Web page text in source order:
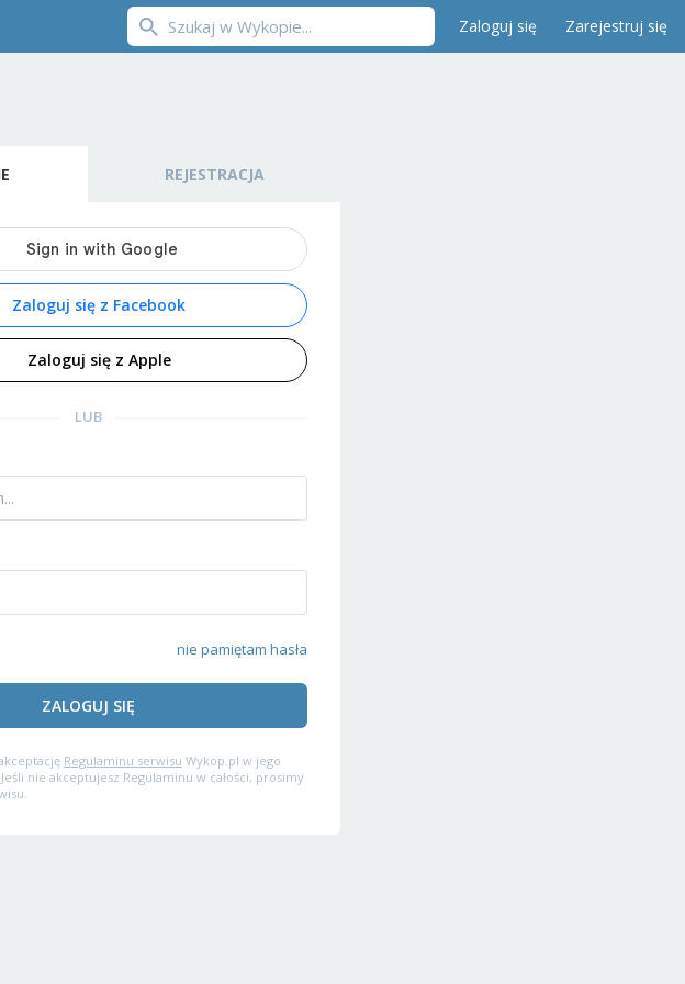
Zaloguj się Zarejestruj się
REJESTRACJA
Zaloguj się z Facebook
Zaloguj się z Apple
LUB
nie pamiętam hasła
ZALOGUJ SIĘ
Regulaminu serwisu Wykop.pl w jego
nie akceptujesz Regulaminu w całości, prosimy